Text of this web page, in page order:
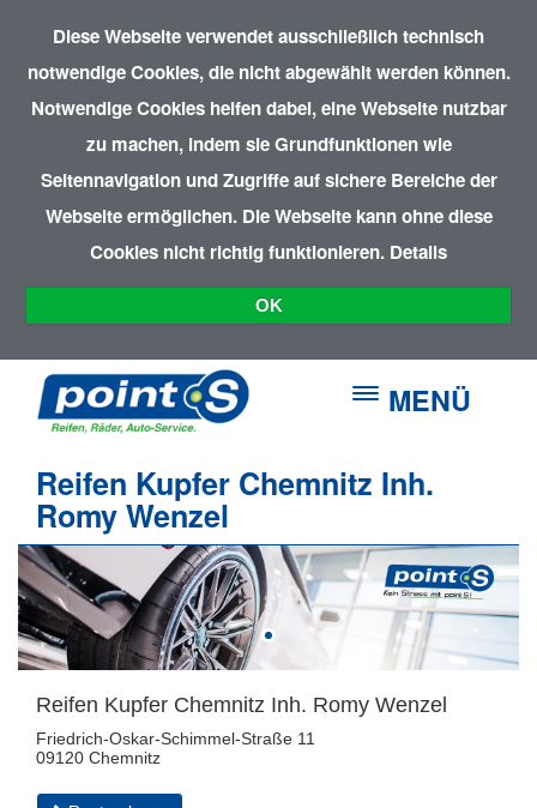
Diese Webseite verwendet ausschließlich technisch
notwendige Cookies, die nicht abgewählt werden können.
Notwendige Cookies helfen dabei, eine Webseite nutzbar
zu machen, indem sie Grundfunktionen wie
Seitennavigation und Zugriffe auf sichere Bereiche der
Webseite ermöglichen. Die Webseite kann ohne diese
Cookies nicht richtig funktionieren. Details
OK
MENÜ
Reifen Kupfer Chemnitz Inh.
Romy Wenzel
Reifen Kupfer Chemnitz Inh. Romy Wenzel
Friedrich-Oskar-Schimmel-Straße 11
09120 Chemnitz